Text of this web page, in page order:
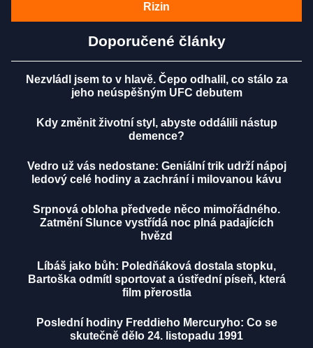
Rizin
Doporučené články
Nezvládl jsem to v hlavě. Čepo odhalil, co stálo za
jeho neúspěšným UFC debutem
Kdy změnit životní styl, abyste oddálili nástup
demence?
Vedro už vás nedostane: Geniální trik udrží nápoj
ledový celé hodiny a zachrání i milovanou kávu
Srpnová obloha předvede něco mimořádného.
Zatmění Slunce vystřídá noc plná padajících
hvězd
Líbáš jako bůh: Poledňáková dostala stopku,
Bartoška odmítl sportovat a ústřední píseň, která
film přerostla
Poslední hodiny Freddieho Mercuryho: Co se
skutečně dělo 24. listopadu 1991